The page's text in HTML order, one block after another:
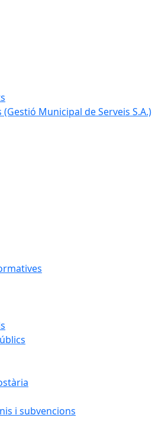
Municipal de Serveis S.A.)
i subvencions